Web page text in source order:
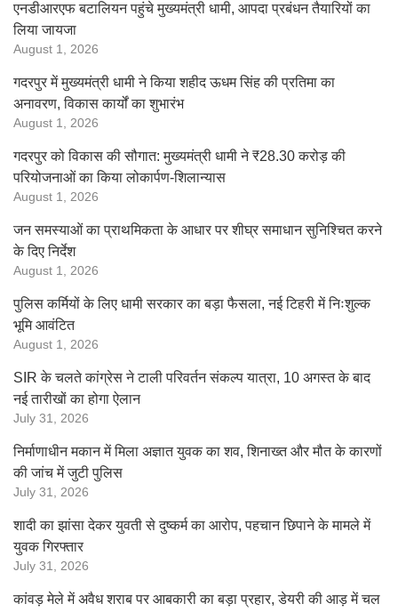
एनडीआरएफ बटालियन पहुंचे मुख्यमंत्री धामी, आपदा प्रबंधन तैयारियों का
लिया जायजा
August 1, 2026
गदरपुर में मुख्यमंत्री धामी ने किया शहीद ऊधम सिंह की प्रतिमा का
अनावरण, विकास कार्यों का शुभारंभ
August 1, 2026
गदरपुर को विकास की सौगात: मुख्यमंत्री धामी ने ₹28.30 करोड़ की
परियोजनाओं का किया लोकार्पण-शिलान्यास
August 1, 2026
जन समस्याओं का प्राथमिकता के आधार पर शीघ्र समाधान सुनिश्चित करने
के दिए निर्देश
August 1, 2026
पुलिस कर्मियों के लिए धामी सरकार का बड़ा फैसला, नई टिहरी में निःशुल्क
भूमि आवंटित
August 1, 2026
SIR के चलते कांग्रेस ने टाली परिवर्तन संकल्प यात्रा, 10 अगस्त के बाद
नई तारीखों का होगा ऐलान
July 31, 2026
निर्माणाधीन मकान में मिला अज्ञात युवक का शव, शिनाख्त और मौत के कारणों
की जांच में जुटी पुलिस
July 31, 2026
शादी का झांसा देकर युवती से दुष्कर्म का आरोप, पहचान छिपाने के मामले में
युवक गिरफ्तार
July 31, 2026
कांवड़ मेले में अवैध शराब पर आबकारी का बड़ा प्रहार, डेयरी की आड़ में चल